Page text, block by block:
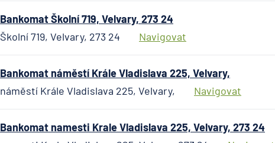
Bankomat Školní 719, Velvary, 273 24
Školní 719, Velvary, 273 24
Navigovat
Bankomat náměstí Krále Vladislava 225, Velvary,
náměstí Krále Vladislava 225, Velvary,
Navigovat
Bankomat namesti Krale Vladislava 225, Velvary, 273 24